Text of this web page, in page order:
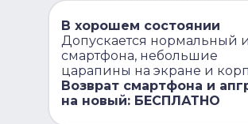
В хорошем состоянии
Допускается нормальный
смартфона, небольшие
царапины на экране и
Возврат смартфона и
на новый: БЕСПЛАТНО